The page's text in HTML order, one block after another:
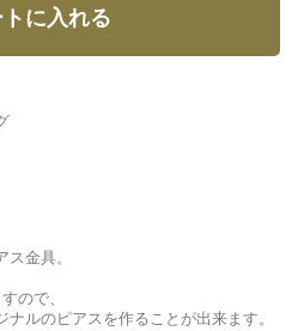
に入れる
金具。
ので、
ルのピアスを作ることが出来ます。